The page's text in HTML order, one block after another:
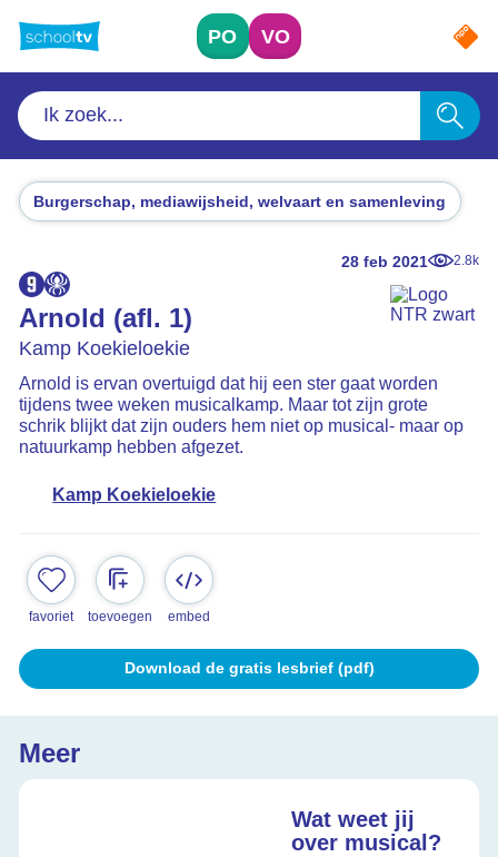
naar
hoofdinhoud
PO VO
Burgerschap, mediawijsheid, welvaart en samenleving
28 feb 2021 2.8k
Arnold (afl. 1)
Kamp Koekieloekie
Arnold is ervan overtuigd dat hij een ster gaat worden
tijdens twee weken musicalkamp. Maar tot zijn grote
schrik blijkt dat zijn ouders hem niet op musical- maar op
natuurkamp hebben afgezet.
Kamp Koekieloekie
favoriet toevoegen embed
Download de gratis lesbrief (pdf)
Meer
Wat weet jij
over musical?